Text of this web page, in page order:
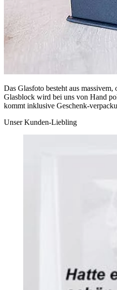
Das Glasfoto besteht aus massivem,
Glasblock wird bei uns von Hand
kommt inklusive Geschenk-
Unser Kunden-Liebling